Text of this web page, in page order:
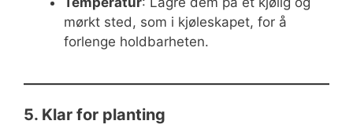
mørkt sted, som i kjøleskapet, for å
forlenge holdbarheten.
5. Klar for planting